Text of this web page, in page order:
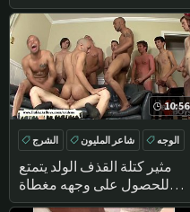
10:56
مثير كتلة القذف الولد يتمتع
للحصول على وجهه مغطاة
المني
الشرج شاعر المليون
الوجه
تحول جنسي